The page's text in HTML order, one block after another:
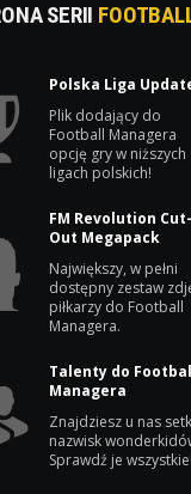
SERII
Polska Liga
Plik dodający do
Football Managera
opcję gry w niższych
ligach polskich!
FM Revolution
Out Megapack
Największy, w pełni
dostępny zestaw
piłkarzy do Football
Managera.
Talenty do
Managera
Znajdziesz u nas
nazwisk
Sprawdź je